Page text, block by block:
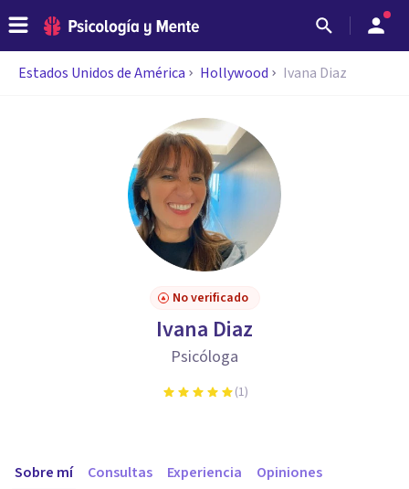
Estados Unidos de América Hollywood Ivana Diaz
No verificado
Ivana Diaz
Psicóloga
(1)
Sobre mí Consultas Experiencia Opiniones